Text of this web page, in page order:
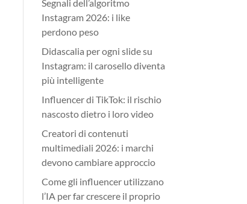
Segnali dell’algoritmo
Instagram 2026: i like
perdono peso
Didascalia per ogni slide su
Instagram: il carosello diventa
più intelligente
Influencer di TikTok: il rischio
nascosto dietro i loro video
Creatori di contenuti
multimediali 2026: i marchi
devono cambiare approccio
Come gli influencer utilizzano
l’IA per far crescere il proprio